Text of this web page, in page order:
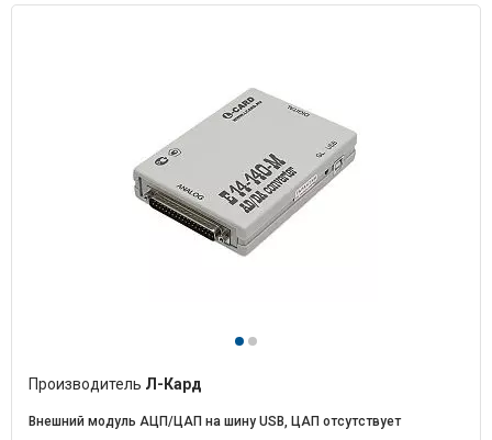
Производитель Л-Кард
Внешний модуль АЦП/ЦАП на шину USB, ЦАП отсутствует